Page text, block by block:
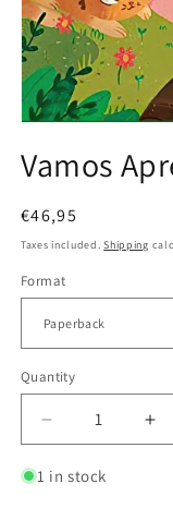
1
in
Vamos
Regular
price
€46,95
Taxes included.Shipping
Format
Quantity
Decrease
quantity
for
1 in stock